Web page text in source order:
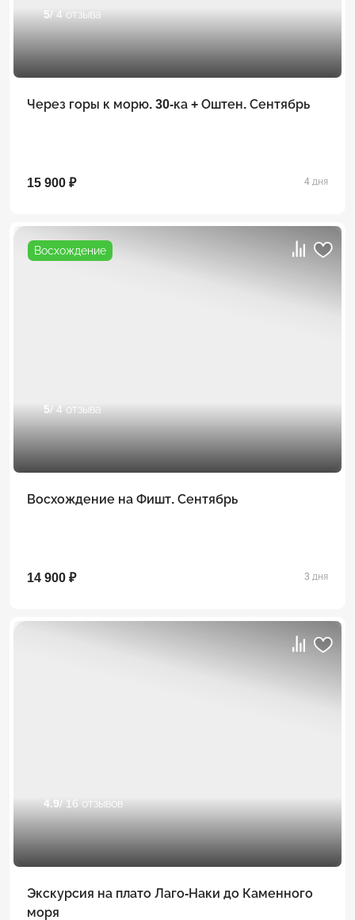
5/ 4 отзыва
Через горы к морю. 30-ка + Оштен. Сентябрь
15 900 ₽ 4 дня
Восхождение
5/ 4 отзыва
Восхождение на Фишт. Сентябрь
14 900 ₽ 3 дня
4.9 / 16 отзывов
Экскурсия на плато Лаго-Наки до Каменного
моря